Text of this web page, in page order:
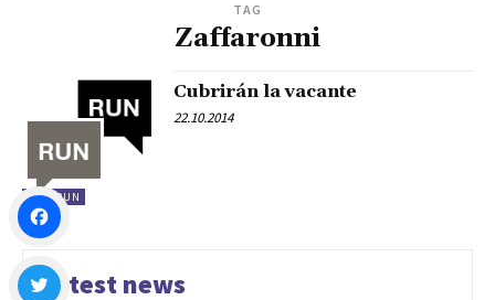
TAG
Zaffaronni
RUN RUN
Cubrirán la vacante
22.10.2014
Latest news
Facebook